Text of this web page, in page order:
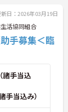
日：2026年03月19日
活協同組合
手募集＜臨
諸手当込
手当込み）